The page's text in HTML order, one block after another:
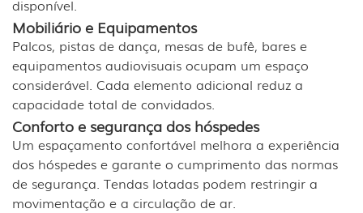
disponível.
Mobiliário e Equipamentos
Palcos, pistas de dança, mesas de bufê, bares e
equipamentos audiovisuais ocupam um espaço
considerável. Cada elemento adicional reduz a
capacidade total de convidados.
Conforto e segurança dos hóspedes
Um espaçamento confortável melhora a experiência
dos hóspedes e garante o cumprimento das normas
de segurança. Tendas lotadas podem restringir a
movimentação e a circulação de ar.